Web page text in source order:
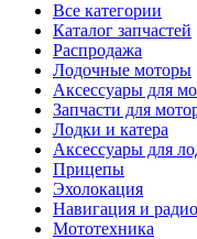
Все категории
Каталог запчастей
Распродажа
Лодочные моторы
Аксессуары для
Запчасти для
Лодки и катера
Аксессуары для
Прицепы
Эхолокация
Навигация и
Мототехника